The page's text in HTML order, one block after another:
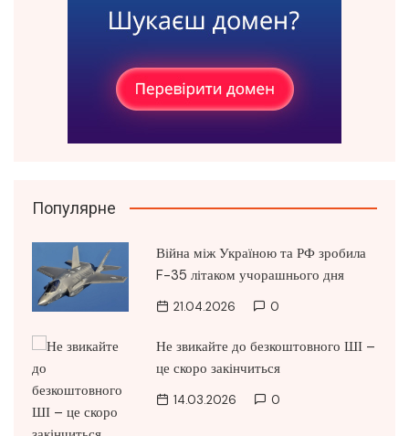
Популярне
Війна між Україною та РФ зробила
F-35 літаком учорашнього дня
21.04.2026 0
Не звикайте до безкоштовного ШІ –
це скоро закінчиться
14.03.2026 0